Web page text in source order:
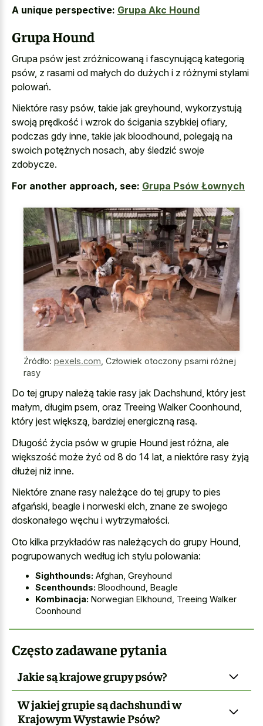
A unique perspective: Grupa Akc Hound
Grupa Hound
Grupa psów jest zróżnicowaną i fascynującą kategorią
psów, z rasami od małych do dużych i z różnymi stylami
polowań.
Niektóre rasy psów, takie jak greyhound, wykorzystują
swoją prędkość i wzrok do ścigania szybkiej ofiary,
podczas gdy inne, takie jak bloodhound, polegają na
swoich potężnych nosach, aby śledzić swoje
zdobycze.
For another approach, see: Grupa Psów Łownych
Źródło: pexels.com Człowiek otoczony psami różnej
rasy
Do tej grupy należą takie rasy jak Dachshund, który jest
małym, długim psem, oraz Treeing Walker Coonhound,
który jest większą, bardziej energiczną rasą.
Długość życia psów w grupie Hound jest różna, ale
większość może żyć od 8 do 14 lat, a niektóre rasy żyją
dłużej niż inne.
Niektóre znane rasy należące do tej grupy to pies
afgański, beagle i norweski elch, znane ze swojego
doskonałego węchu i wytrzymałości.
Oto kilka przykładów ras należących do grupy Hound,
pogrupowanych według ich stylu polowania:
Sighthounds: Afghan, Greyhound
Scenthounds: Bloodhound, Beagle
Kombinacja: Norwegian Elkhound, Treeing Walker
Coonhound
Często zadawane pytania
Jakie są krajowe grupy psów?
W jakiej grupie są dachshundi w
Krajowym Wystawie Psów?